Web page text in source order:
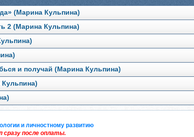
(Марина Кульпина)
2 (Марина Кульпина)
и получай (Марина Кульпина)
и личностному развитию
сразу после оплаты.